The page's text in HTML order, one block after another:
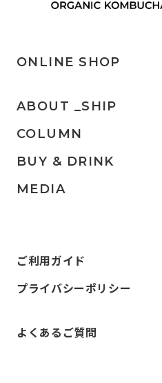
ONLINE SHOP
ABOUT _SHIP
COLUMN
BUY & DRINK
MEDIA
ご利用ガイド
プライバシーポリシー
よくあるご質問